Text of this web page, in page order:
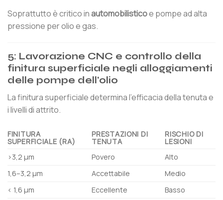
Soprattutto è critico in automobilisticoe pompe ad alta
pressione per olio e gas.
5: Lavorazione CNC e controllo della
finitura superficiale negli alloggiamenti
delle pompe dell'olio
La finitura superficiale determina l'efficacia della tenuta e
i livelli di attrito.
FINITURA
SUPERFICIALE (RA)
PRESTAZIONI DI
TENUTA
RISCHIO DI
LESIONI
>3,2 µm
Povero
Alto
1,6–3,2 µm
Accettabile
Medio
< 1,6 µm
Eccellente Basso